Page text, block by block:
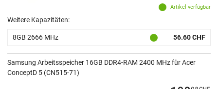
Artikel verfügbar
Weitere Kapazitäten:
8GB 2666 MHz 56.60 CHF
Samsung Arbeitsspeicher 16GB DDR4-RAM 2400 MHz für Acer
ConceptD 5 (CN515-71)